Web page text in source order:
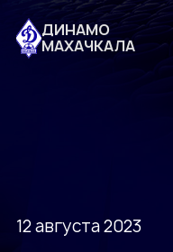
ДИНАМО
МАХАЧКАЛА
12 августа 2023